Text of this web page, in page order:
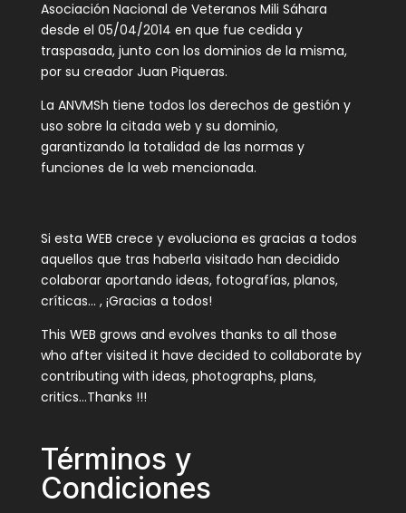
Asociación Nacional de Veteranos Mili Sáhara
desde el 05/04/2014 en que fue cedida y
traspasada, junto con los dominios de la misma,
por su creador Juan Piqueras.
La ANVMSh tiene todos los derechos de gestión y
uso sobre la citada web y su dominio,
garantizando la totalidad de las normas y
funciones de la web mencionada.
Si esta WEB crece y evoluciona es gracias a todos
aquellos que tras haberla visitado han decidido
colaborar aportando ideas, fotografías, planos,
críticas… , ¡Gracias a todos!
This WEB grows and evolves thanks to all those
who after visited it have decided to collaborate by
contributing with ideas, photographs, plans,
critics…Thanks !!!
Términos y
Condiciones